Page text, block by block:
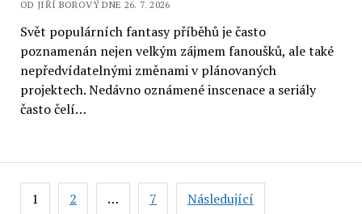
OD JIŘÍ BOROVÝ DNE 26. 7. 2026
Svět populárních fantasy příběhů je často
poznamenán nejen velkým zájmem fanoušků, ale také
nepředvídatelnými změnami v plánovaných
projektech. Nedávno oznámené inscenace a seriály
často čelí…
Stránkování
1 2 … 7 Následující